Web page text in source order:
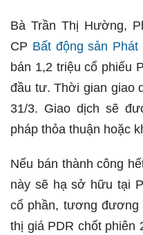
Bà Trần Thị Hường,
CP Bất động sản
bán 1,2 triệu cổ phiếu
đầu tư. Thời gian giao
31/3. Giao dịch sẽ
pháp thỏa thuận hoặc
Nếu bán thành công
này sẽ hạ sở hữu tại
cổ phần, tương đương
thị giá PDR chốt phiên